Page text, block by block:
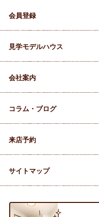
会員登録
見学モデルハウス
会社案内
コラム・ブログ
来店予約
サイトマップ